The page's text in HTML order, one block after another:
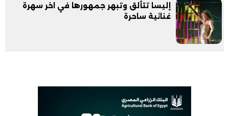
إليسا تتألق وتبهر جمهورها في اخر سهرة
غنائية ساحرة